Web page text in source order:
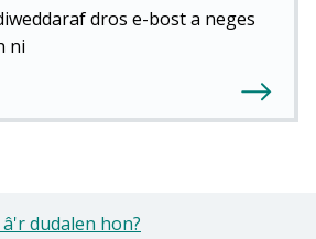
dros e-bost a neges
ni
dudalen hon?